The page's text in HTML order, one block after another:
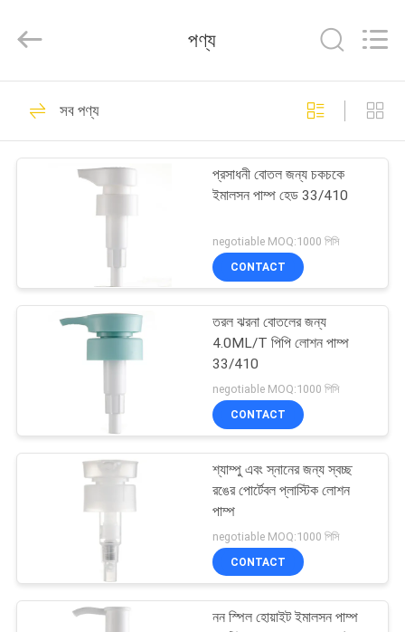
পণ্য
কারখানা
খবর
Industry
Rights
প্লাস্টিক লোশন পাম্প
80
লোশন ডিপেনসার পাম্প
93
কসমেটিক লোশন পাম্প
পণ্য
সব পণ্য
প্রসাধনী বোতল জন্য চকচকে
ইমালসন পাম্প হেড 33/410
negotiable MOQ:1000 পিসি
CONTACT
তরল ঝরনা বোতলের জন্য
4.0ML/T পিপি লোশন পাম্প
33/410
negotiable MOQ:1000 পিসি
CONTACT
শ্যাম্পু এবং স্নানের জন্য স্বচ্ছ
রঙের পোর্টেবল প্লাস্টিক লোশন
পাম্প
negotiable MOQ:1000 পিসি
CONTACT
নন স্পিল হোয়াইট ইমালসন পাম্প